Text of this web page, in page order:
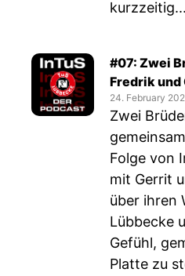
kurzzeitig...
#07: Zwei
Fredrik und
24. February
Zwei
Folge von
mit Gerrit
über ihren
Lübbecke
Gefühl,
Platte zu